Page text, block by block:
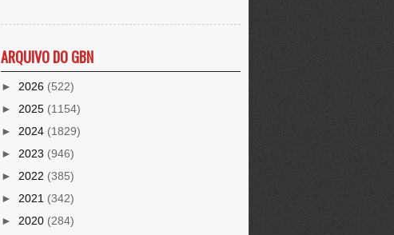
ARQUIVO DO GBN
► 2026 (522)
► 2025 (1154)
► 2024 (1829)
► 2023 (946)
► 2022 (385)
► 2021 (342)
► 2020 (284)